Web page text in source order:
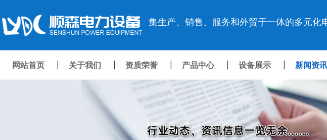
集生产、销售、服务和外贸于一体的多元化
网站首页 关于我们 资质荣誉 产品中心 设备展示 新闻资讯